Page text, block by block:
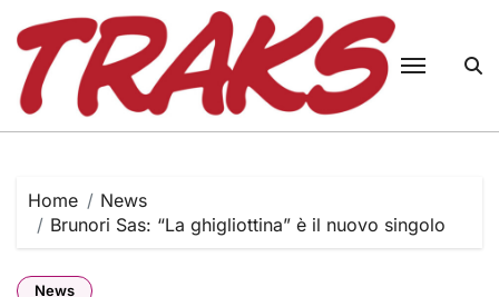
content
Home
News
Brunori Sas: “La ghigliottina” è il nuovo singolo
News